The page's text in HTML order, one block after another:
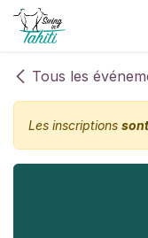
Se rendre au contenu
Tous les
Les inscriptions